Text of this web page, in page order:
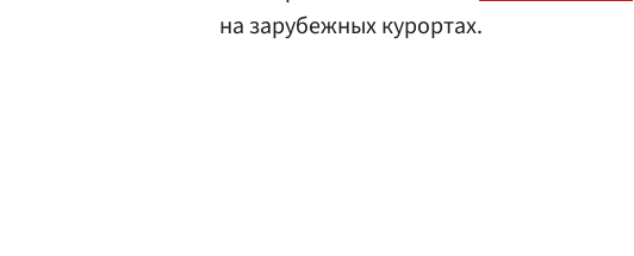
на зарубежных курортах.